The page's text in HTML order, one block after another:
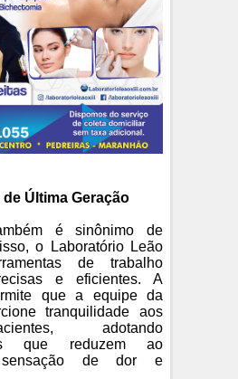
Última Geração
é sinônimo de
o Laboratório Leão
de trabalho
e eficientes. A
que a equipe da
tranquilidade aos
adotando
que reduzem ao
de dor e